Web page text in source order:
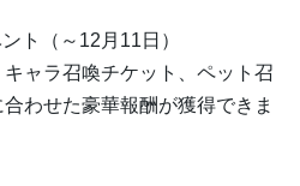
ト（～12月11日）
ャラ召喚チケット、ペット召
わせた豪華報酬が獲得できま